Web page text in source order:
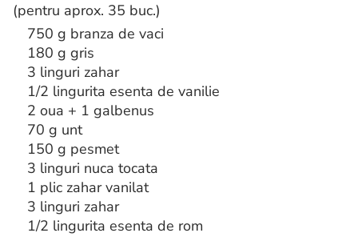
(pentru aprox. 35 buc.)
750 g branza de vaci
180 g gris
3 linguri zahar
1/2 lingurita esenta de vanilie
2 oua + 1 galbenus
70 g unt
150 g pesmet
3 linguri nuca tocata
1 plic zahar vanilat
3 linguri zahar
1/2 lingurita esenta de rom